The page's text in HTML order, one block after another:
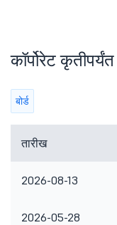
कॉर्पोरेट
बोर्ड
तारीख
2026-08-13
2026-05-28